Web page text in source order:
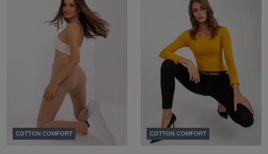
COTTON COMFORT COTTON COMFORT